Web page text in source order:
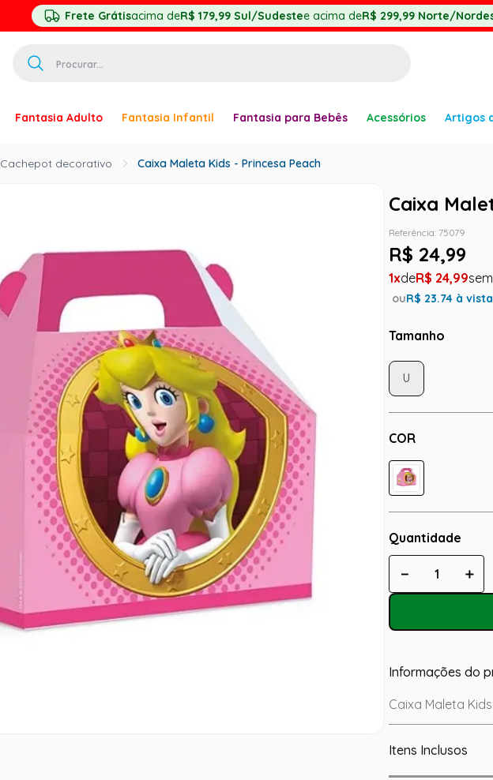
Frete Grátisacima deR$ 179,99 Sul/Sudestee acima deR$ 299,99 Norte/
Fantasia Adulto Fantasia Infantil Fantasia para Bebês Acessórios Artigos
Cachepot decorativo Caixa Maleta Kids - Princesa Peach
Caixa
Referência: 75079
R$ 24,99
1 R$ 24,99
ouR$ 23.74 à vista
Tamanho
COR
U
Quantidade
＋
－
Informações do
Caixa Maleta
Itens Inclusos
princesa
7º
harry potter
9º
branca neve
10º toy story